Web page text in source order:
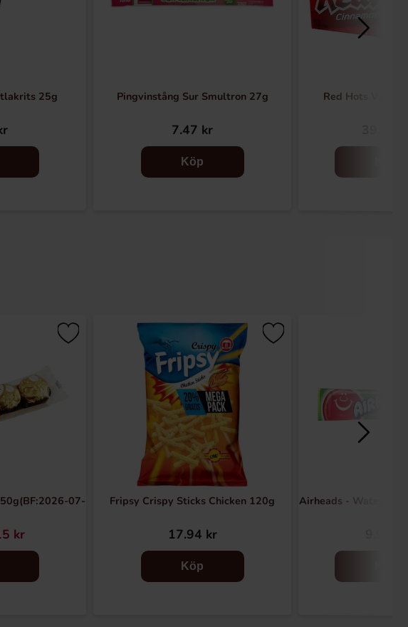
25g Pingvinstång Sur Smultron 27g
7.47 kr
Köp
Red Hots Video
07-
kr
Fripsy Crispy Sticks Chicken 120g
17.94 kr
Köp
Airheads -